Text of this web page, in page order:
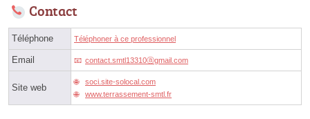
Contact
Téléphone Téléphoner à ce professionnel
Email contact.smtl13310ⓐgmail.com
Site web
soci.site-solocal.com
www.terrassement-smtl.fr